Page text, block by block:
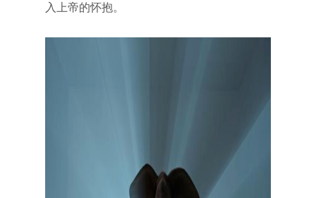
入上帝的怀抱。